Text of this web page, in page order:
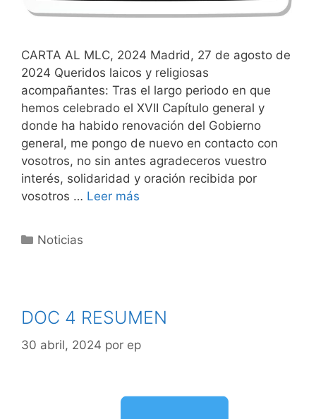
CARTA AL MLC, 2024 Madrid, 27 de agosto de
2024 Queridos laicos y religiosas
acompañantes: Tras el largo periodo en que
hemos celebrado el XVII Capítulo general y
donde ha habido renovación del Gobierno
general, me pongo de nuevo en contacto con
vosotros, no sin antes agradeceros vuestro
interés, solidaridad y oración recibida por
vosotros … Leer más
Noticias
DOC 4 RESUMEN
30 abril, 2024 por ep